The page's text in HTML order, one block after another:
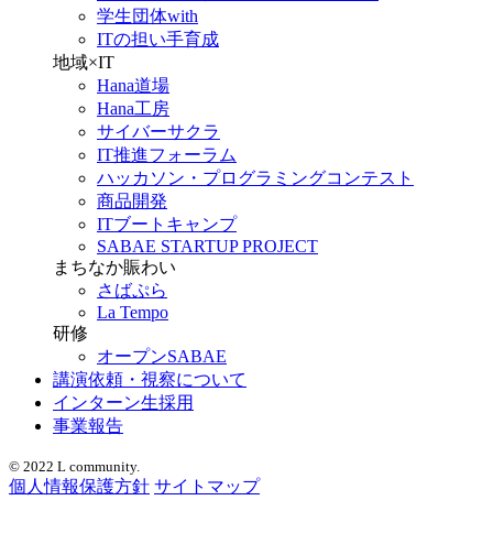
学生団体with
ITの担い手育成
地域×IT
Hana道場
Hana工房
サイバーサクラ
IT推進フォーラム
ハッカソン・プログラミングコンテスト
商品開発
ITブートキャンプ
SABAE STARTUP PROJECT
まちなか賑わい
さばぷら
La Tempo
研修
オープンSABAE
講演依頼・視察について
インターン生採用
事業報告
© 2022 L community.
個人情報保護方針 サイトマップ